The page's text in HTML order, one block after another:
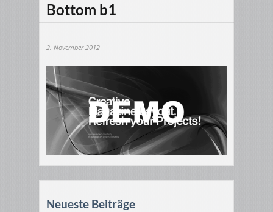
Bottom b1
2. November 2012
Neueste Beiträge